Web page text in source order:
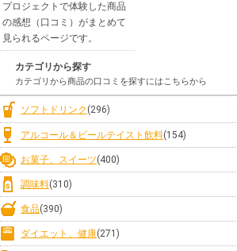
プロジェクトで体験した商品
の感想（口コミ）がまとめて
見られるページです。
カテゴリから探す
カテゴリから商品の口コミを探すにはこちらから
ソフトドリンク (296)
アルコール＆ビールテイスト飲料(154)
お菓子、スイーツ(400)
調味料(310)
食品(390)
ダイエット、健康(271)